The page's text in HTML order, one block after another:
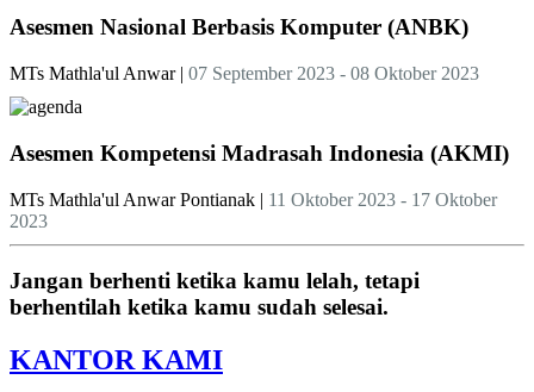
Asesmen Nasional Berbasis Komputer (ANBK)
MTs Mathla'ul Anwar | 07 September 2023 - 08 Oktober 2023
Asesmen Kompetensi Madrasah Indonesia (AKMI)
MTs Mathla'ul Anwar Pontianak | 11 Oktober 2023 - 17 Oktober
2023
Jangan berhenti ketika kamu lelah, tetapi
berhentilah ketika kamu sudah selesai.
KANTOR KAMI